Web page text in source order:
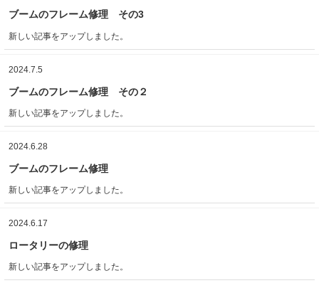
ブームのフレーム修理 その3
新しい記事をアップしました。
2024.7.5
ブームのフレーム修理 その２
新しい記事をアップしました。
2024.6.28
ブームのフレーム修理
新しい記事をアップしました。
2024.6.17
ロータリーの修理
新しい記事をアップしました。